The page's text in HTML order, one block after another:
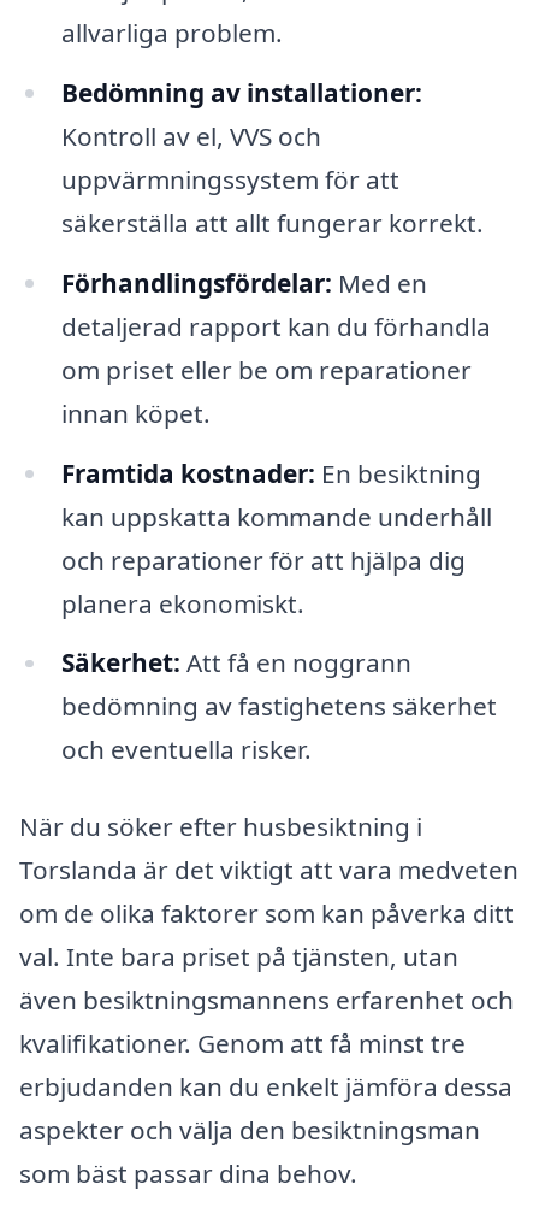
allvarliga problem.
Bedömning av installationer:
Kontroll av el, VVS och
uppvärmningssystem för att
säkerställa att allt fungerar korrekt.
Förhandlingsfördelar: Med en
detaljerad rapport kan du förhandla
om priset eller be om reparationer
innan köpet.
Framtida kostnader: En besiktning
kan uppskatta kommande underhåll
och reparationer för att hjälpa dig
planera ekonomiskt.
Säkerhet: Att få en noggrann
bedömning av fastighetens säkerhet
och eventuella risker.
När du söker efter husbesiktning i
Torslanda är det viktigt att vara medveten
om de olika faktorer som kan påverka ditt
val. Inte bara priset på tjänsten, utan
även besiktningsmannens erfarenhet och
kvalifikationer. Genom att få minst tre
erbjudanden kan du enkelt jämföra dessa
aspekter och välja den besiktningsman
som bäst passar dina behov.